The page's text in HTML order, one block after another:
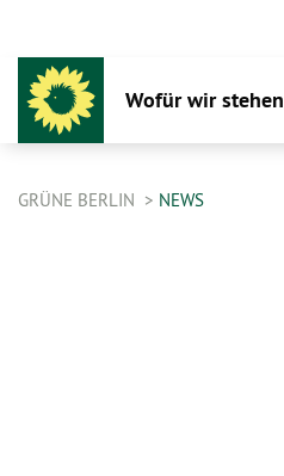
Wofür wir stehen
GRÜNE BERLIN NEWS